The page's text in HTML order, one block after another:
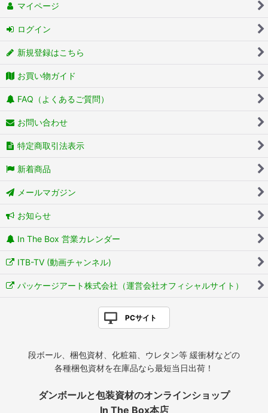
マイページ
ログイン
新規登録はこちら
お買い物ガイド
FAQ（よくあるご質問）
お問い合わせ
特定商取引法表示
新着商品
メールマガジン
お知らせ
In The Box 営業カレンダー
ITB-TV (動画チャンネル)
パッケージアート株式会社（運営会社オフィシャルサイト）
PCサイト
段ボール、梱包資材、化粧箱、ウレタン等 緩衝材などの
各種梱包資材を在庫品なら最短当日出荷！
ダンボールと包装資材のオンラインショップ
In The Box本店